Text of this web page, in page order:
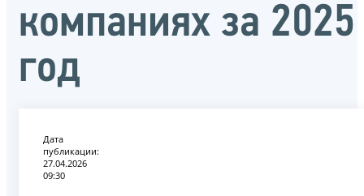
компаниях за 2025
год
Дата
публикации:
27.04.2026
09:30